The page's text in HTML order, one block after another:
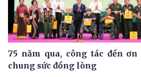
75 năm qua, công tác đền
chung sức đồng lòng